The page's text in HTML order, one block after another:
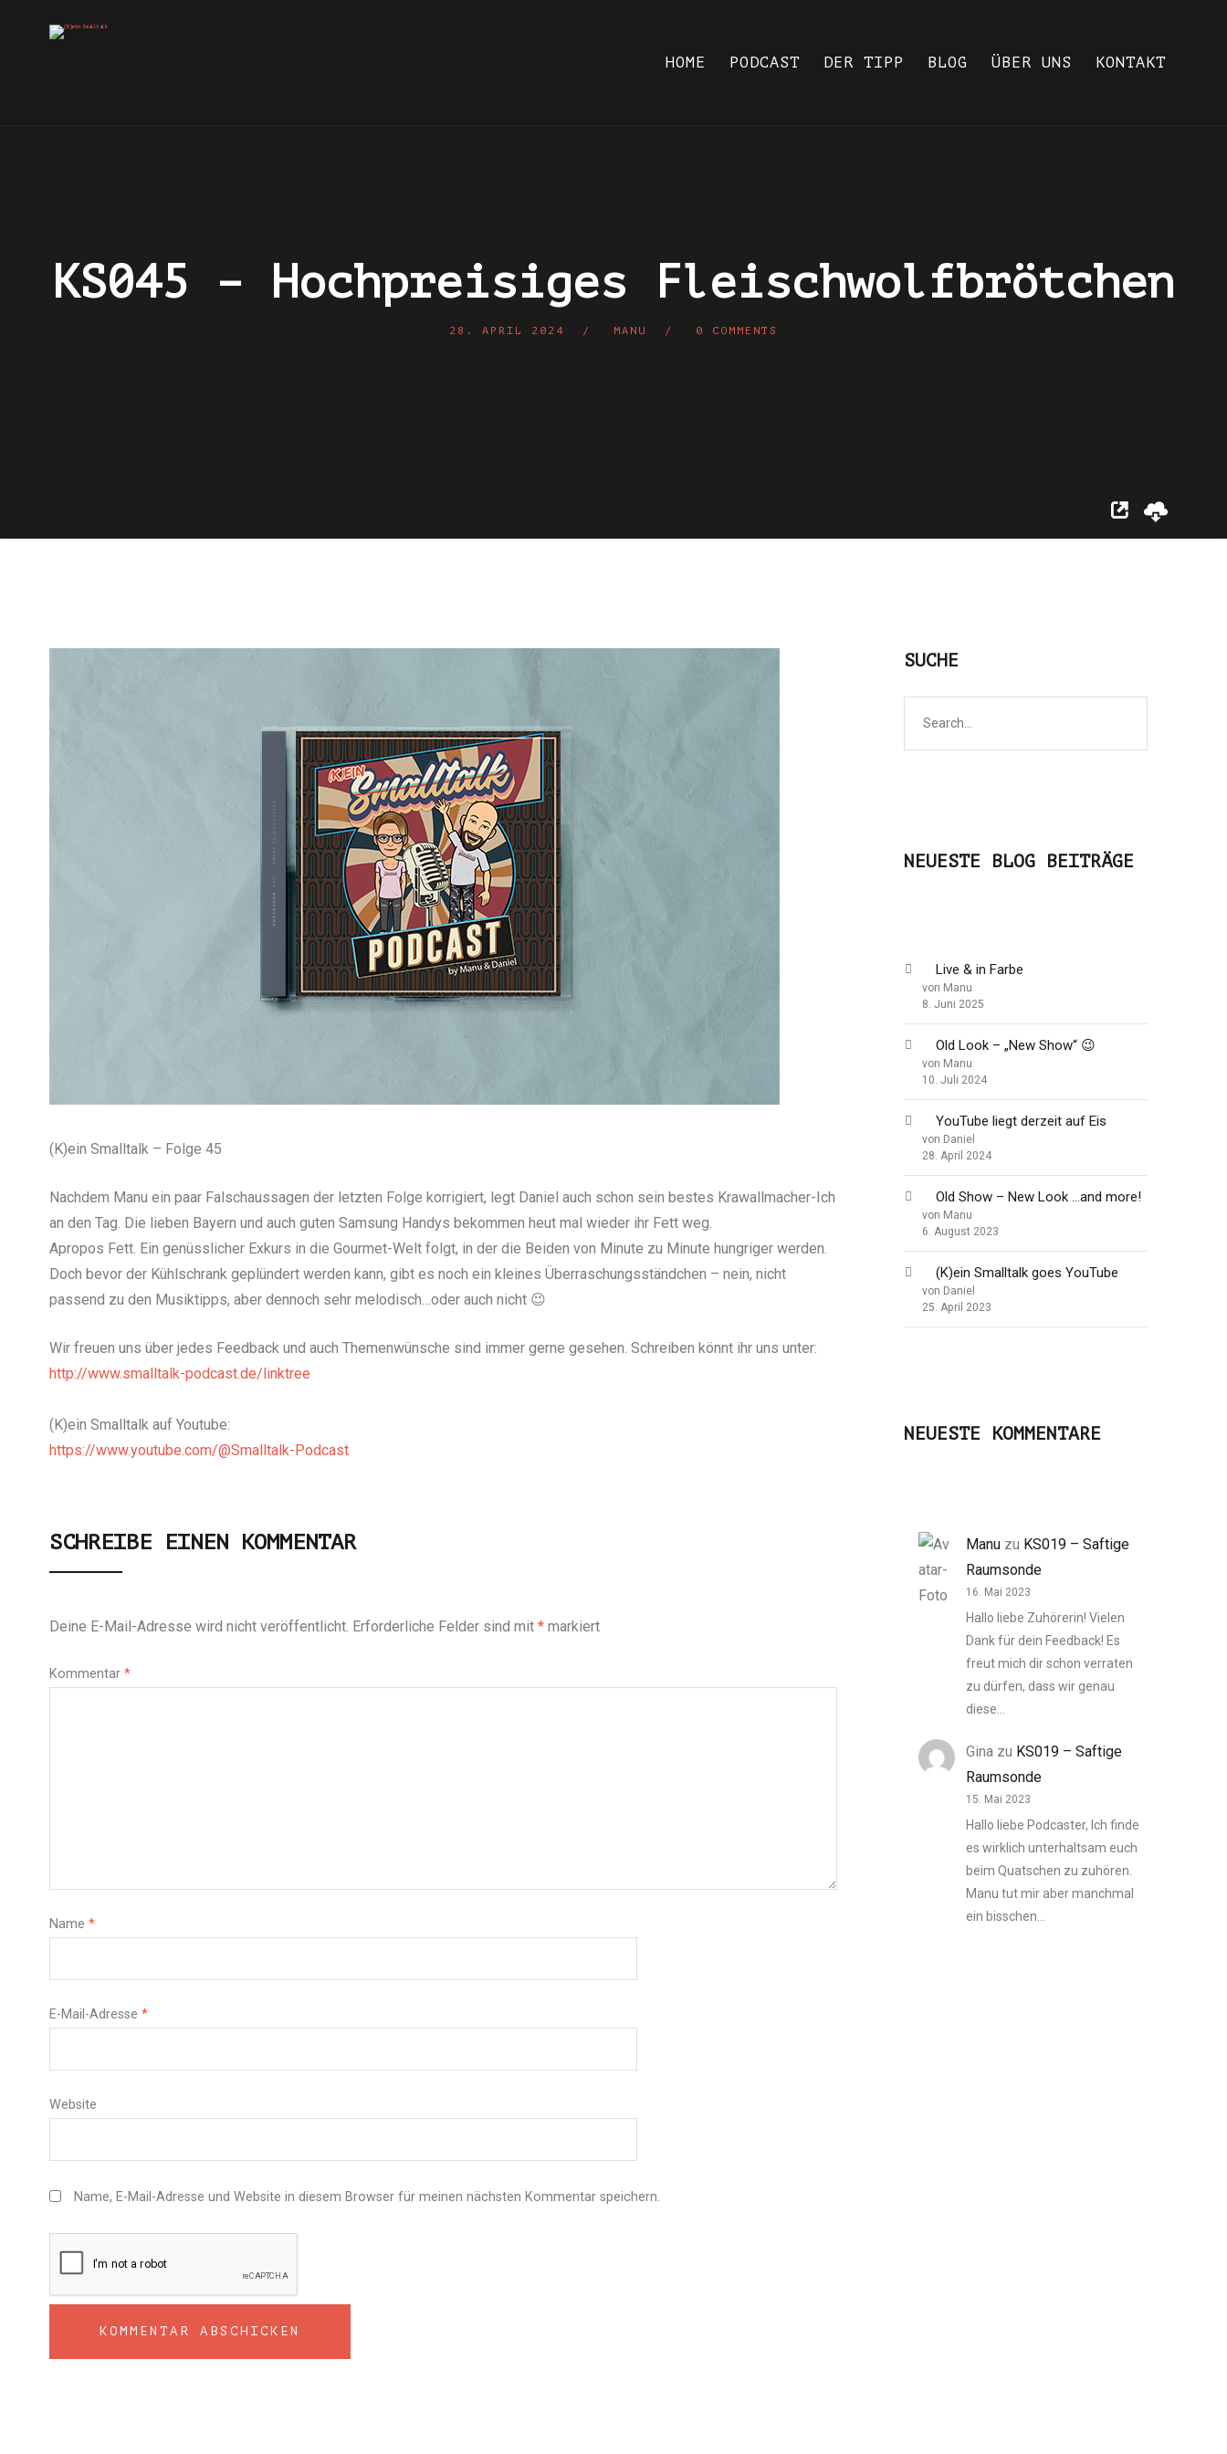
HOME PODCAST DER TIPP BLOG ÜBER UNS KONTAKT
KS045 – Hochpreisiges Fleischwolfbrötchen
28. APRIL 2024 MANU 0 COMMENTS
(K)ein Smalltalk – Folge 45
Nachdem Manu ein paar Falschaussagen der letzten Folge korrigiert, legt Daniel auch schon sein bestes Krawallmacher-Ich
an den Tag. Die lieben Bayern und auch guten Samsung Handys bekommen heut mal wieder ihr Fett weg.
Apropos Fett. Ein genüsslicher Exkurs in die Gourmet-Welt folgt, in der die Beiden von Minute zu Minute hungriger werden.
Doch bevor der Kühlschrank geplündert werden kann, gibt es noch ein kleines Überraschungsständchen – nein, nicht
passend zu den Musiktipps, aber dennoch sehr melodisch…oder auch nicht 😉
Wir freuen uns über jedes Feedback und auch Themenwünsche sind immer gerne gesehen. Schreiben könnt ihr uns unter:
http://www.smalltalk-podcast.de/linktree
(K)ein Smalltalk auf Youtube:
https://www.youtube.com/@Smalltalk-Podcast
SCHREIBE EINEN KOMMENTAR
Deine E-Mail-Adresse wird nicht veröffentlicht. Erforderliche Felder sind mit *markiert
Kommentar *
Name *
E-Mail-Adresse *
Website
Name, E-Mail-Adresse und Website in diesem Browser für meinen nächsten Kommentar speichern.
SUCHE
NEUESTE BLOG BEITRÄGE
Live & in Farbe
von Manu
8. Juni 2025
Old Look – „New Show“ 😉
von Manu
10. Juli 2024
YouTube liegt derzeit auf Eis
von Daniel
28. April 2024
Old Show – New Look …and more!
von Manu
6. August 2023
(K)ein Smalltalk goes YouTube
von Daniel
25. April 2023
NEUESTE KOMMENTARE
Manuzu KS019 – Saftige
Raumsonde
16. Mai 2023
Hallo liebe Zuhörerin! Vielen
Dank für dein Feedback! Es
freut mich dir schon verraten
zu dürfen, dass wir genau
diese…
Gina zu KS019 – Saftige
Raumsonde
15. Mai 2023
Hallo liebe Podcaster, Ich finde
es wirklich unterhaltsam euch
beim Quatschen zu zuhören.
Manu tut mir aber manchmal
ein bisschen…